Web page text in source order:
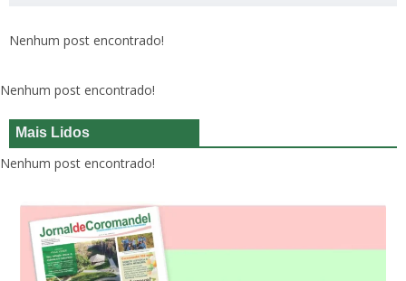
Nenhum post encontrado!
Nenhum post encontrado!
Mais Lidos
Nenhum post encontrado!